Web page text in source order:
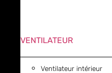
VENTILATEUR
Ventilateur intérieur